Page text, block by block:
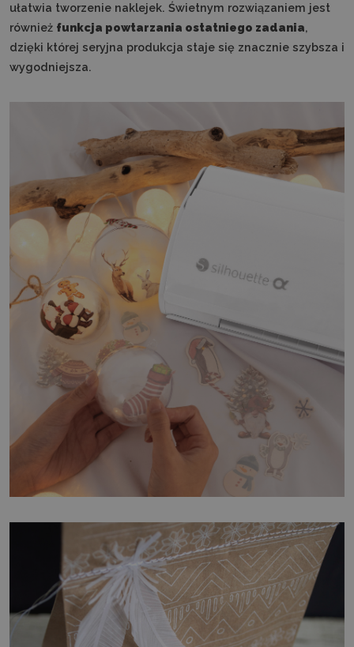
ułatwia tworzenie naklejek. Świetnym rozwiązaniem jest
również funkcja powtarzania ostatniego zadania,
dzięki której seryjna produkcja staje się znacznie szybsza i
wygodniejsza.